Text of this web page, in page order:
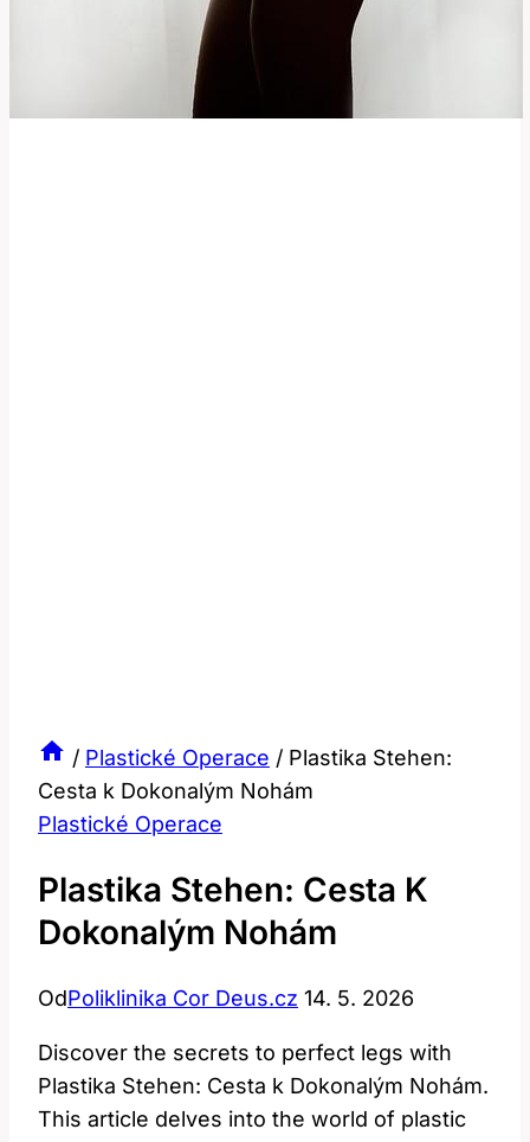
/ Plastické Operace / Plastika Stehen:
Cesta k Dokonalým Nohám
Plastické Operace
Plastika Stehen: Cesta K
Dokonalým Nohám
OdPoliklinika Cor Deus.cz 14. 5. 2026
Discover the secrets to perfect legs with
Plastika Stehen: Cesta k Dokonalým Nohám.
This article delves into the world of plastic